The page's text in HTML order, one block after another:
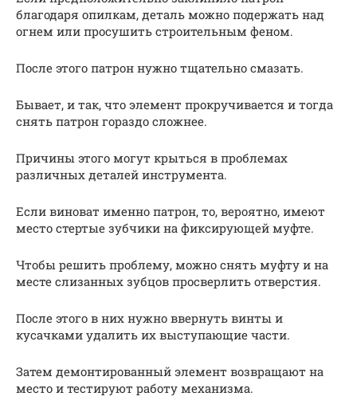
благодаря опилкам, деталь можно подержать над
огнем или просушить строительным феном.
После этого патрон нужно тщательно смазать.
Бывает, и так, что элемент прокручивается и тогда
снять патрон гораздо сложнее.
Причины этого могут крыться в проблемах
различных деталей инструмента.
Если виноват именно патрон, то, вероятно, имеют
место стертые зубчики на фиксирующей муфте.
Чтобы решить проблему, можно снять муфту и на
месте слизанных зубцов просверлить отверстия.
После этого в них нужно ввернуть винты и
кусачками удалить их выступающие части.
Затем демонтированный элемент возвращают на
место и тестируют работу механизма.